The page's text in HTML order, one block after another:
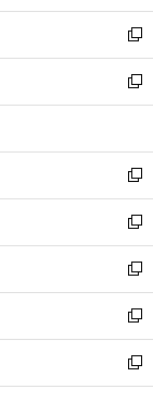
開
く
ウ
で
開
く
ン
ド
ウ
で
開
ウ
ィ
ン
ド
ウ
開
く
し
い
ウ
ィ
ン
ウ
で
開
く
新
し
い
ウ
ン
ド
ウ
で
開
く
新
し
ウ
ィ
ン
ド
ウ
で
開
く
新
し
い
ウ
ィ
ン
ド
ウ
で
開
新
し
い
ウ
ィ
ン
ド
ウ
新
し
い
ウ
ィ
ン
新
し
い
ウ
新
し